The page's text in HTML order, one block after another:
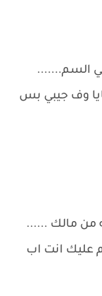
السم.......
وف جيبي بس
من مالك ......
عليك انت اب